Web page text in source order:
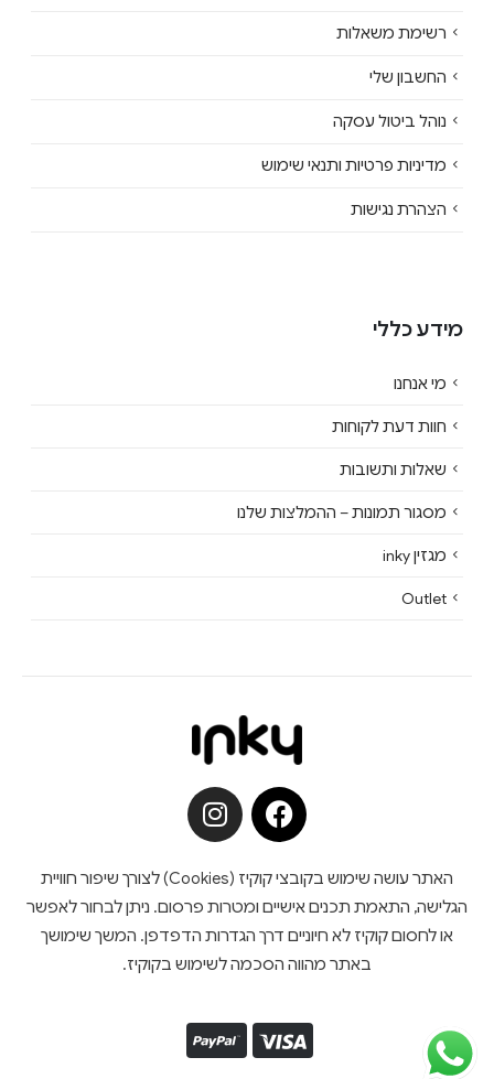
רשימת משאלות
החשבון שלי
נוהל ביטול עסקה
מדיניות פרטיות ותנאי שימוש
הצהרת נגישות
מידע כללי
מי אנחנו
חוות דעת לקוחות
שאלות ותשובות
מסגור תמונות – ההמלצות שלנו
מגזין inky
Outlet
האתר עושה שימוש בקובצי קוקיז (Cookies) לצורך שיפור חוויית
הגלישה, התאמת תכנים אישיים ומטרות פרסום. ניתן לבחור לאפשר
או לחסום קוקיז לא חיוניים דרך הגדרות הדפדפן. המשך שימושך
באתר מהווה הסכמה לשימוש בקוקיז.